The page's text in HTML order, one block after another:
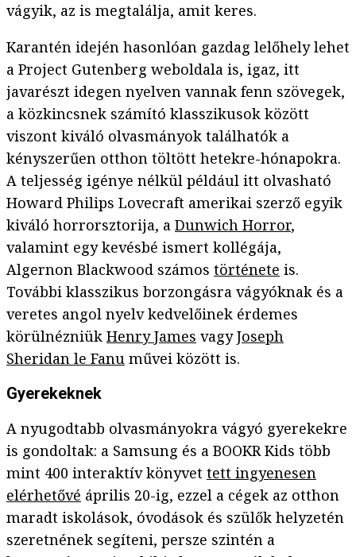
vágyik, az is megtalálja, amit keres.
Karantén idején hasonlóan gazdag lelőhely lehet
a Project Gutenberg weboldala is, igaz, itt
javarészt idegen nyelven vannak fenn szövegek,
a közkincsnek számító klasszikusok között
viszont kiváló olvasmányok találhatók a
kényszerűen otthon töltött hetekre-hónapokra.
A teljesség igénye nélkül például itt olvasható
Howard Philips Lovecraft amerikai szerző egyik
kiváló horrorsztorija, a Dunwich Horror,
valamint egy kevésbé ismert kollégája,
Algernon Blackwood számos története is.
További klasszikus borzongásra vágyóknak és a
veretes angol nyelv kedvelőinek érdemes
körülnézniük Henry James vagyJoseph
Sheridan le Fanu művei között is.
Gyerekeknek
A nyugodtabb olvasmányokra vágyó gyerekekre
is gondoltak: a Samsung és a BOOKR Kids több
mint 400 interaktív könyvet tett ingyenesen
elérhetővé április 20-ig, ezzel a cégek az otthon
maradt iskolások, óvodások és szülők helyzetén
szeretnének segíteni, persze szintén a